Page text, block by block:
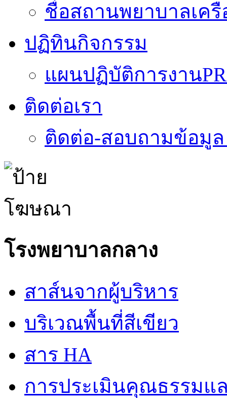
ชื่อสถานพยาบาลเค
ปฏิทินกิจกรรม
แผนปฏิบัติการงาน
ติดต่อเรา
ติดต่อ-สอบถามข้อมูล
โรงพยาบาลกลาง
สาส์นจากผู้บริหาร
บริเวณพื้นที่สีเขียว
สาร HA
การประเมินคุณธรรมแ